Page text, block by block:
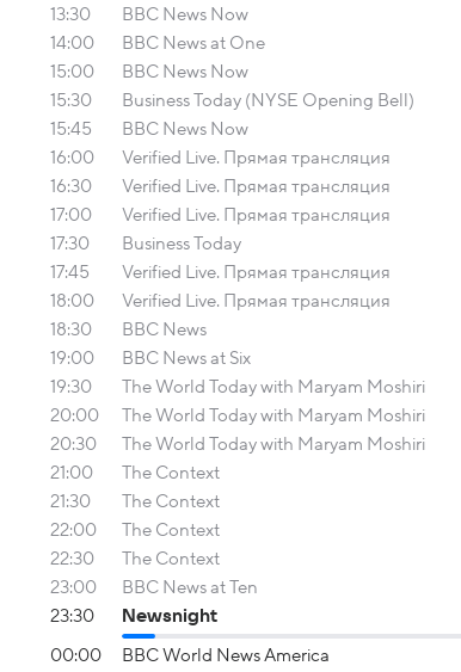
13:30
BBC News Now
14:00
BBC News at One
15:00
BBC News Now
15:30
Business Today (NYSE Opening Bell)
15:45
BBC News Now
16:00
Verified Live. Прямая трансляция
16:30
Verified Live. Прямая трансляция
17:00
Verified Live. Прямая трансляция
17:30
Business Today
17:45
Verified Live. Прямая трансляция
18:00
Verified Live. Прямая трансляция
18:30
BBC News
19:00
BBC News at Six
19:30
The World Today with Maryam Moshiri
20:00
The World Today with Maryam Moshiri
20:30
The World Today with Maryam Moshiri
21:00
The Context
21:30
The Context
22:00
The Context
22:30
The Context
23:00
BBC News at Ten
23:30
Newsnight
00:00
BBC World News America